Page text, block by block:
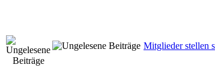
Mitglieder stellen